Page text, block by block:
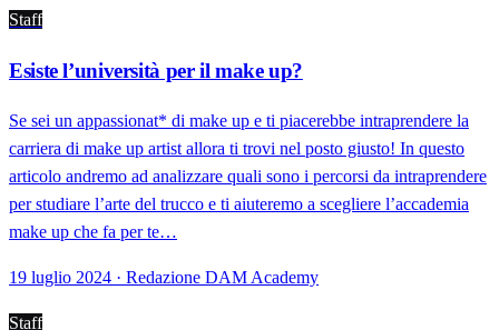
Staff
Esiste l’università per il make up?
Se sei un appassionat* di make up e ti piacerebbe intraprendere la
carriera di make up artist allora ti trovi nel posto giusto! In questo
articolo andremo ad analizzare quali sono i percorsi da intraprendere
per studiare l’arte del trucco e ti aiuteremo a scegliere l’accademia
make up che fa per te…
19 luglio 2024 · Redazione DAM Academy
Staff